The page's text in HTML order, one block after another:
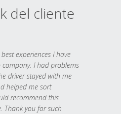
del cliente
experiences I have
I had problems
driver stayed with me
helped me sort
recommend this
Thank you for such